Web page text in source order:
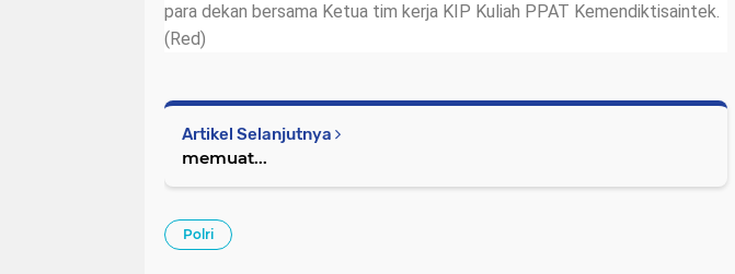
para dekan bersama Ketua tim kerja KIP Kuliah PPAT Kemendiktisaintek.
(Red)
Artikel Selanjutnya
memuat...
Polri